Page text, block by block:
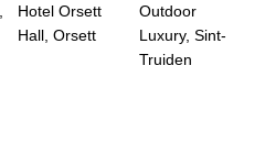
Hotel Orsett
Hall, Orsett
Outdoor
Luxury, Sint-
Truiden